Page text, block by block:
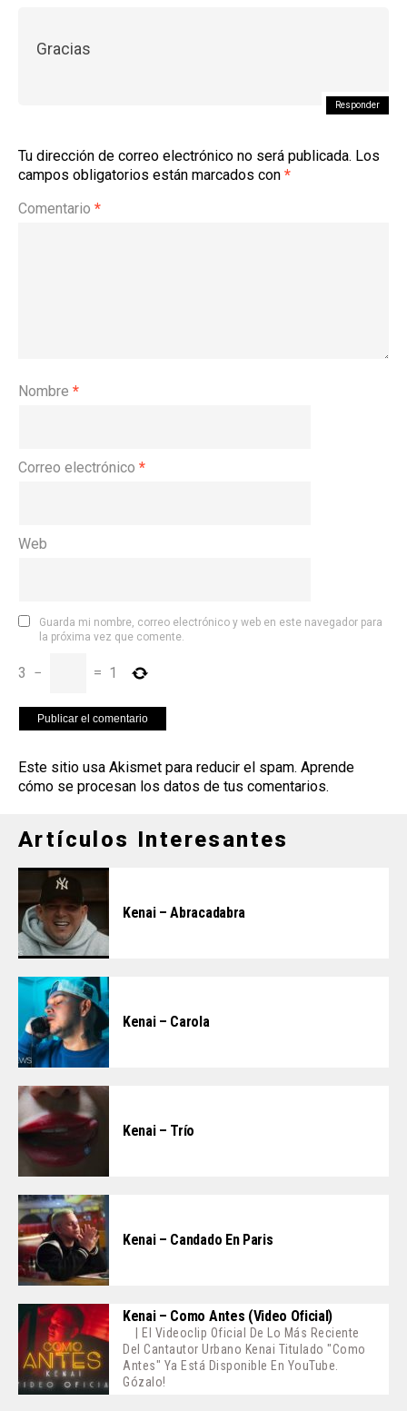
Gracias
Responder
Tu dirección de correo electrónico no será publicada. Los
campos obligatorios están marcados con *
Comentario *
Nombre *
Correo electrónico *
Web
Guarda mi nombre, correo electrónico y web en este navegador para
la próxima vez que comente.
3 − = 1
Este sitio usa Akismet para reducir el spam. Aprende
cómo se procesan los datos de tus comentarios.
Artículos Interesantes
Kenai – Abracadabra
Kenai – Carola
Kenai – Trío
Kenai – Candado En Paris
Kenai – Como Antes (Video Oficial)
| El Videoclip Oficial De Lo Más Reciente
Del Cantautor Urbano Kenai Titulado "Como
Antes" Ya Está Disponible En YouTube.
Gózalo!